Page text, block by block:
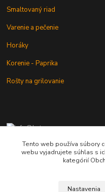
Smaltovaný riad
Varenie a pečenie
Horáky
Korenie - Paprika
Rošty na grilovanie
+421 902
od 8:00 - do 16:00
Tento web používa súbory
webu vyjadrujete súhlas s
kategórií
Nastavenia